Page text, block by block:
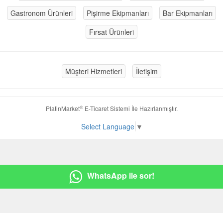
WhatsApp ile sor!
Gastronom Ürünleri
Pişirme Ekipmanları
Bar Ekipmanları
Fırsat Ürünleri
Müşteri Hizmetleri İletişim
PlatinMarket®E-Ticaret Sistemi İle Hazırlanmıştır.
Select Language ▼